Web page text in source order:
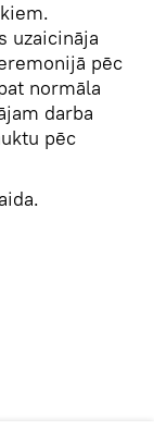
uzaicināja
pēc
normāla
darba
pēc